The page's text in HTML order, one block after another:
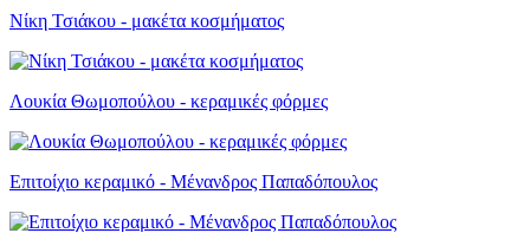
Νίκη Τσιάκου - μακέτα κοσμήματος
Λουκία Θωμοπούλου - κεραμικές φόρμες
Επιτοίχιο κεραμικό - Μένανδρος Παπαδόπουλος